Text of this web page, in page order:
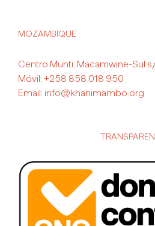
MOZAMBIQUE
Centro Munti. Macamwine-Sul
Móvil: +258 858 018 950
Email: info@khanimambo.org